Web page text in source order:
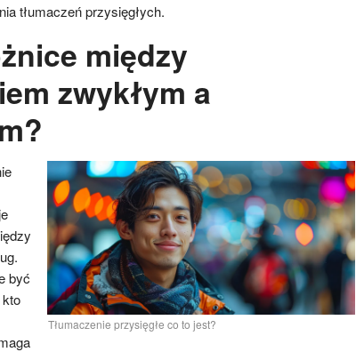
tłumaczeń przysięgłych.
między
zwykłym a
Tłumaczenie przysięgłe co to jest?
być